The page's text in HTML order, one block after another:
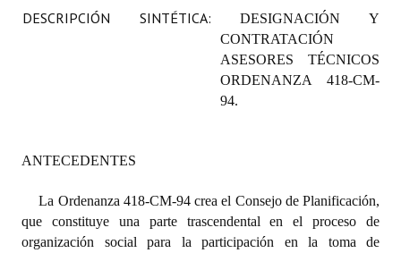
Programas
Carta Orgánica 2007
Reglamento Interno
Digesto
DESCRIPCIÓN SINTÉTICA:DESIGNACIÓN Y
CONTRATACIÓN
ASESORES TÉCNICOS
ORDENANZA 418-CM-
94.
ANTECEDENTES
La Ordenanza 418-CM-94 crea el Consejo de Planificación,
que constituye una parte trascendental en el proceso de
organización social para la participación en la toma de